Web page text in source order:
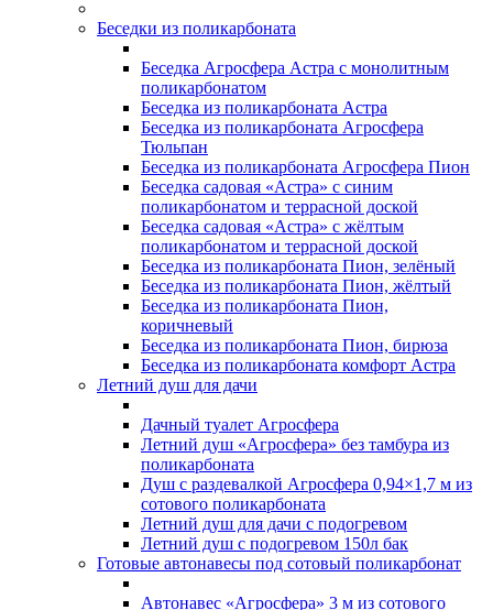
Беседки из поликарбоната
Беседка Агросфера Астра с монолитным
поликарбонатом
Беседка из поликарбоната Астра
Беседка из поликарбоната Агросфера
Тюльпан
Беседка из поликарбоната Агросфера Пион
Беседка садовая «Астра» с синим
поликарбонатом и террасной доской
Беседка садовая «Астра» с жёлтым
поликарбонатом и террасной доской
Беседка из поликарбоната Пион, зелёный
Беседка из поликарбоната Пион, жёлтый
Беседка из поликарбоната Пион,
коричневый
Беседка из поликарбоната Пион, бирюза
Беседка из поликарбоната комфорт Астра
Летний душ для дачи
Дачный туалет Агросфера
Летний душ «Агросфера» без тамбура из
поликарбоната
Душ с раздевалкой Агросфера 0,94×1,7 м из
сотового поликарбоната
Летний душ для дачи с подогревом
Летний душ с подогревом 150л бак
Готовые автонавесы под сотовый поликарбонат
Автонавес «Агросфера» 3 м из сотового